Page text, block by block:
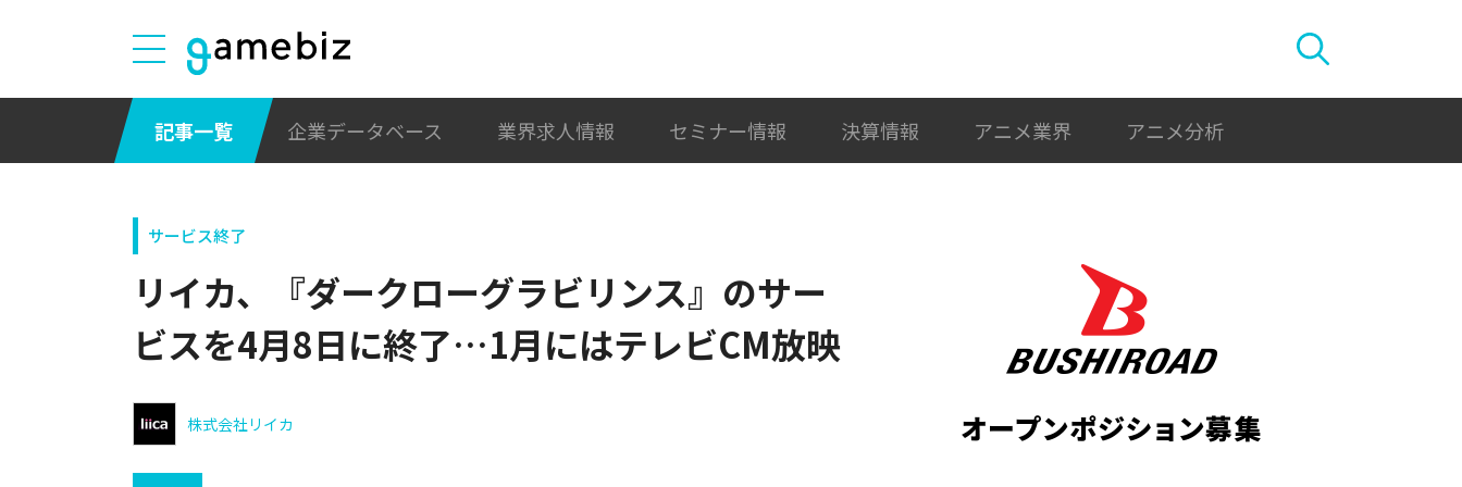
記事一覧 企業データベース 業界求人情報 セミナー情報 決算情報 アニメ業界 アニメ分析
サービス終了
リイカ、『ダークローグラビリンス』のサー
ビスを4月8日に終了…1月にはテレビCM放映
株式会社リイカ